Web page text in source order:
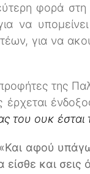
φορά
να
για να
της
του ουκ έσται
«Και αφού
και σεις